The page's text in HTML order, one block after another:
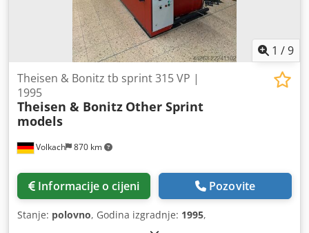
1 /9
Volkach 870 km
Theisen & Bonitz tb sprint 315 VP |
1995
Theisen & Bonitz Other Sprint
models
Informacije o cijeni Pozovite
Stanje: polovno, Godina izgradnje: 1995,